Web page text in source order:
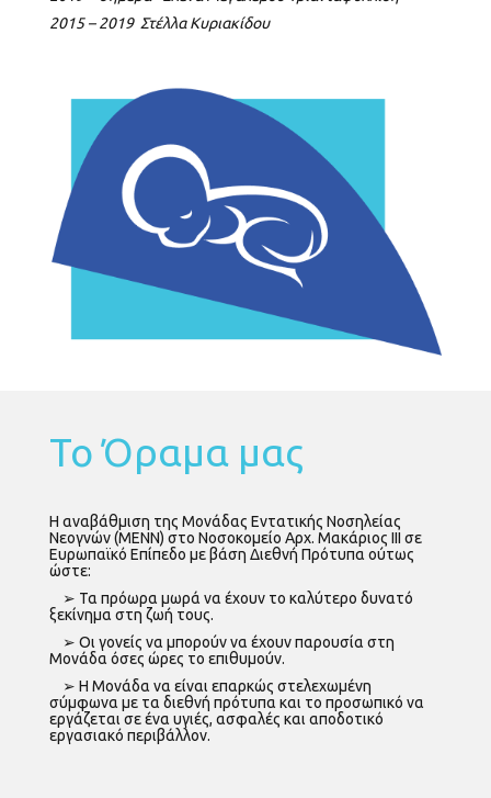
2015 – 2019 Στέλλα Κυριακίδου
Το Όραμα μας
Η αναβάθμιση της Μονάδας Εντατικής Νοσηλείας
Νεογνών (ΜΕΝΝ) στο Νοσοκομείο Αρχ. Μακάριος ΙΙΙ σε
Ευρωπαϊκό Επίπεδο με βάση Διεθνή Πρότυπα ούτως
ώστε:
➢ Τα πρόωρα μωρά να έχουν το καλύτερο δυνατό
ξεκίνημα στη ζωή τους.
➢ Οι γονείς να μπορούν να έχουν παρουσία στη
Μονάδα όσες ώρες το επιθυμούν.
➢ Η Μονάδα να είναι επαρκώς στελεχωμένη
σύμφωνα με τα διεθνή πρότυπα και το προσωπικό να
εργάζεται σε ένα υγιές, ασφαλές και αποδοτικό
εργασιακό περιβάλλον.